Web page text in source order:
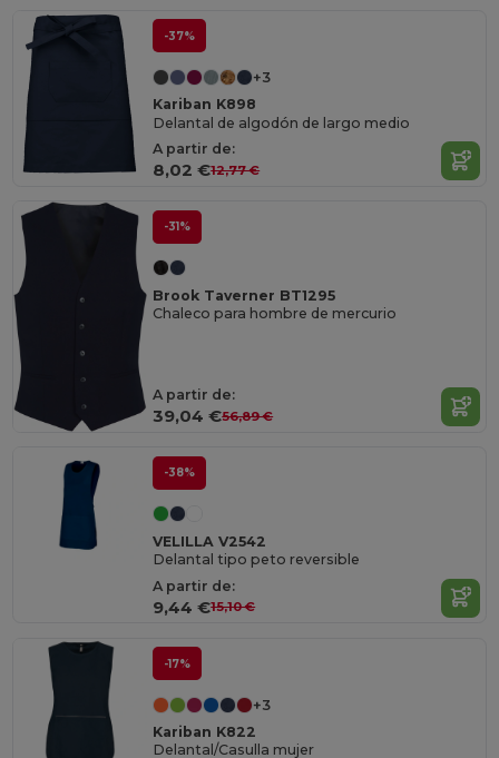
-37%
+3
Kariban K898
Delantal de algodón de largo medio
A partir de:
8,02 €12,77 €
-31%
Brook Taverner BT1295
Chaleco para hombre de mercurio
A partir de:
39,04 €56,89 €
-38%
VELILLA V2542
Delantal tipo peto reversible
A partir de:
9,44 €15,10 €
-17%
+3
Kariban K822
Delantal/Casulla mujer